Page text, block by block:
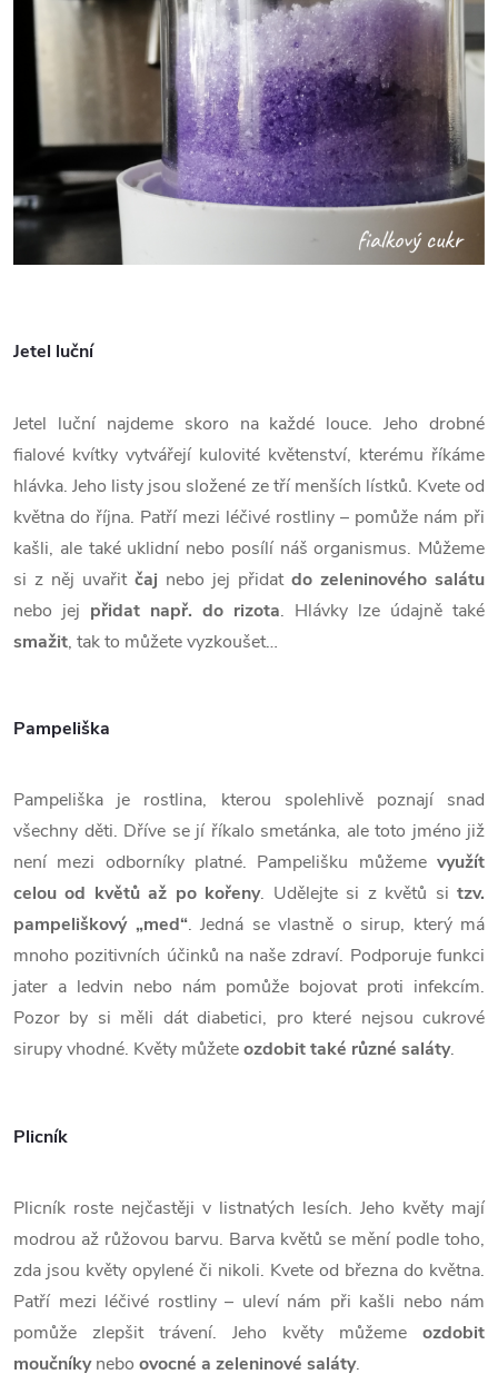
Jetel luční
Jetel luční najdeme skoro na každé louce. Jeho drobné
fialové kvítky vytvářejí kulovité květenství, kterému říkáme
hlávka. Jeho listy jsou složené ze tří menších lístků. Kvete od
května do října. Patří mezi léčivé rostliny – pomůže nám při
kašli, ale také uklidní nebo posílí náš organismus. Můžeme
si z něj uvařit čaj nebo jej přidat do zeleninového salátu
nebo jej přidat např. do rizota. Hlávky lze údajně také
smažit, tak to můžete vyzkoušet…
Pampeliška
Pampeliška je rostlina, kterou spolehlivě poznají snad
všechny děti. Dříve se jí říkalo smetánka, ale toto jméno již
není mezi odborníky platné. Pampelišku můžeme využít
celou od květů až po kořeny. Udělejte si z květů sitzv.
pampeliškový „med“. Jedná se vlastně o sirup, který má
mnoho pozitivních účinků na naše zdraví. Podporuje funkci
jater a ledvin nebo nám pomůže bojovat proti infekcím.
Pozor by si měli dát diabetici, pro které nejsou cukrové
sirupy vhodné. Květy můžeteozdobit také různé saláty.
Plicník
Plicník roste nejčastěji v listnatých lesích. Jeho květy mají
modrou až růžovou barvu. Barva květů se mění podle toho,
zda jsou květy opylené či nikoli. Kvete od března do května.
Patří mezi léčivé rostliny – uleví nám při kašli nebo nám
pomůže zlepšit trávení. Jeho květy můžeme ozdobit
moučníkynebo ovocné a zeleninové saláty.